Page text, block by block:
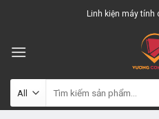
Linh kiện máy tính
kiếm: